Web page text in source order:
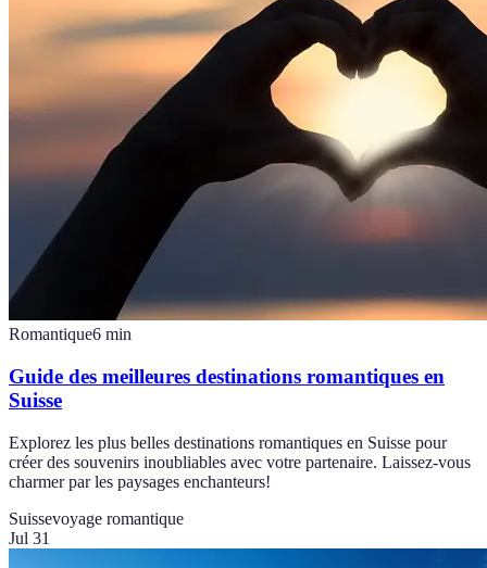
Romantique6 min
Guide des meilleures destinations romantiques en
Suisse
Explorez les plus belles destinations romantiques en Suisse pour
créer des souvenirs inoubliables avec votre partenaire. Laissez-vous
charmer par les paysages enchanteurs!
Suissevoyage romantique
Jul 31